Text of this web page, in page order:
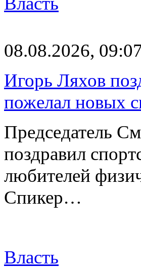
08.08.2026,
Игорь Ляхов
пожелал новых
Председатель
поздравил
любителей
Спикер…
Власть